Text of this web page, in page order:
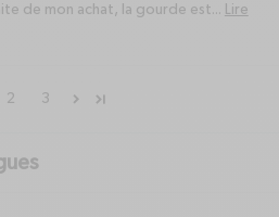
de mon achat, la gourde est... Lire
2 3